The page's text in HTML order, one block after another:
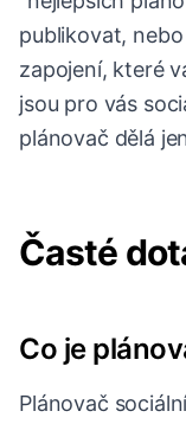
publikovat,
zapojení, které
jsou pro vás
plánovač dělá
Časté
Co je
Plánovač